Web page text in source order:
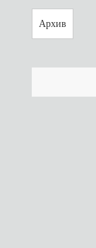
Архив